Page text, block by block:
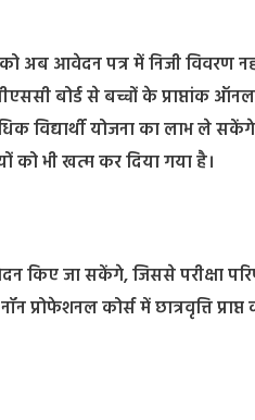
अब आवेदन पत्र में निजी विवरण
बोर्ड से बच्चों के प्राप्तांक
विद्यार्थी योजना का लाभ ले
को भी खत्म कर दिया गया है।
किए जा सकेंगे, जिससे परीक्षा
कोर्स में छात्रवृत्ति